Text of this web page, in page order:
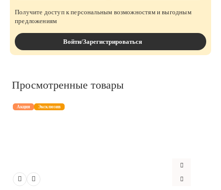
Получите доступ к персональным возможностям и выгодным
предложениям
Войти/Зарегистрироваться
Просмотренные товары
Акция Эксклюзив